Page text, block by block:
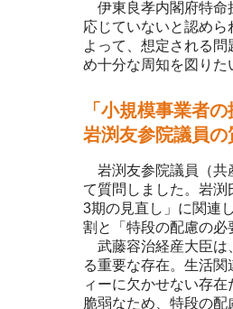
伊東良孝内閣府特命
応じていないと認め
よって、想定される
め十分な周知を図りた
「小規模事業者
岩渕友参院議員の
岩渕友参院議員（共
て質問しました。岩
3期の見直し」に関連
割と「特段の配慮の必
武藤容治経産大臣は
る重要な存在。生活
ィーに欠かせない存
脆弱なため、特段の配